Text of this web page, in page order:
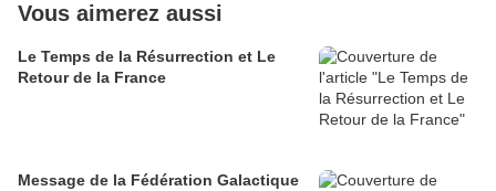
Vous aimerez aussi
Le Temps de la Résurrection et Le
Retour de la France
Message de la Fédération Galactique